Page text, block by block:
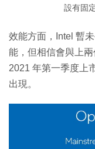
設有固
效能方面，Intel 暫
能，但相信會與上
2021 年第一季度上
出現。